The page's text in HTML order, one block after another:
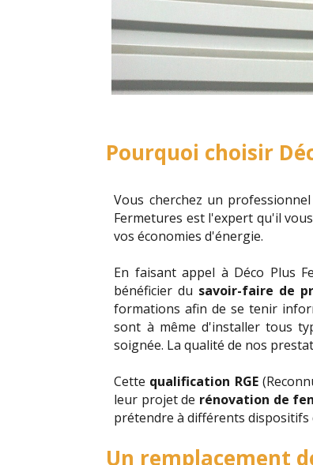
Pourquoi choisir
Vous cherchez un
Fermetures est l'expert qu'il
vos économies d'énergie.
En faisant appel à Déco Plus
bénéficier du savoir-faire de
formations afin de se tenir
sont à même d'installer tous
soignée. La qualité de nos
Cette qualification RGE
leur projet de rénovation de
prétendre à différents dispositifs
Un remplacement